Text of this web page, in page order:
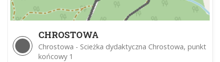
CHROSTOWA
Chrostowa - Scieżka dydaktyczna Chrostowa, punkt
końcowy 1